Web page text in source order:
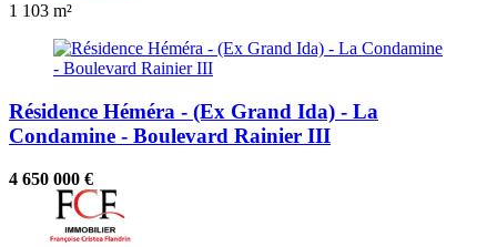
1 103 m²
Résidence Héméra - (Ex Grand Ida) - La
Condamine - Boulevard Rainier III
4 650 000 €